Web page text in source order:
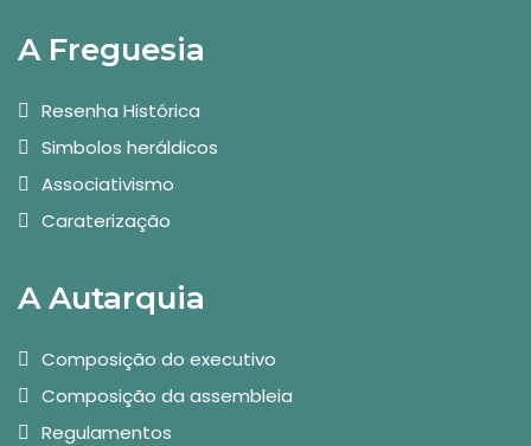
A Freguesia
Resenha Histórica
Simbolos heráldicos
Associativismo
Caraterização
A Autarquia
Composição do executivo
Composição da assembleia
Regulamentos